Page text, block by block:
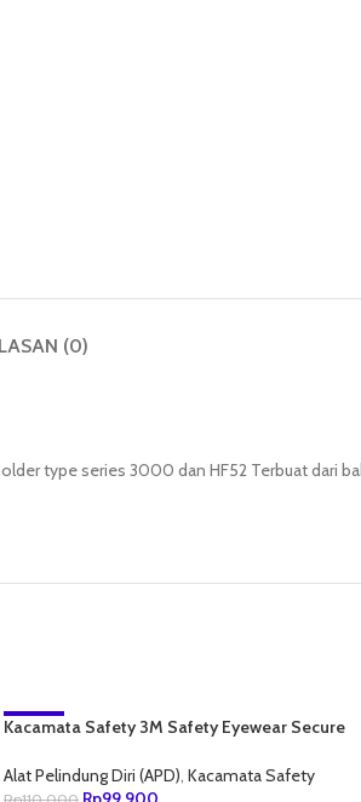
(0)
type series 3000 dan HF52 Terbuat dari
-9%
Kacamata Safety 3M Safety Eyewear Secure
Alat Pelindung Diri (APD), Kacamata Safety